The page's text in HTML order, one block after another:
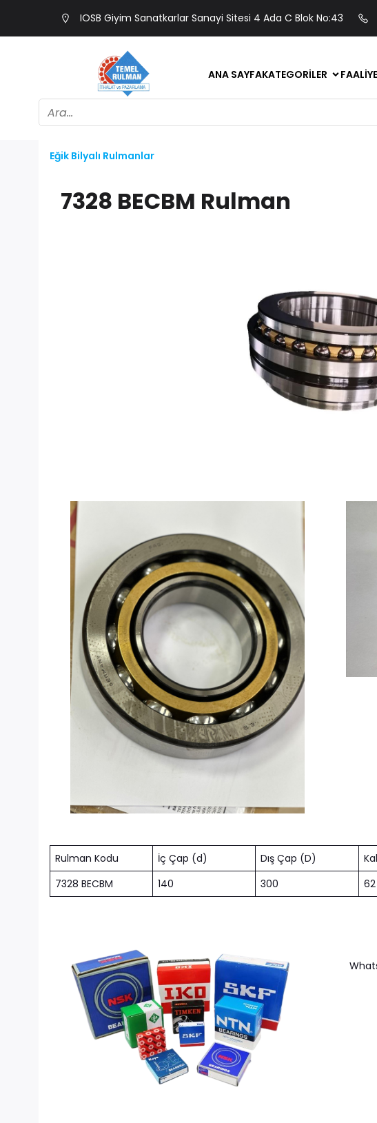
IOSB Giyim Sanatkarlar Sanayi Sitesi 4 Ada C Blok No:43
ANA SAYFAKATEGORILER
Eğik Bilyalı Rulmanlar
7328 BECBM Rulman
Rulman Kodu İç Çap (d) Dış Çap (D)
7328 BECBM
140 300 62